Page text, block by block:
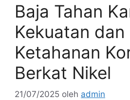
Baja Tahan
Kekuatan dan
Ketahanan
Berkat Nikel
21/07/2025 oleh admin